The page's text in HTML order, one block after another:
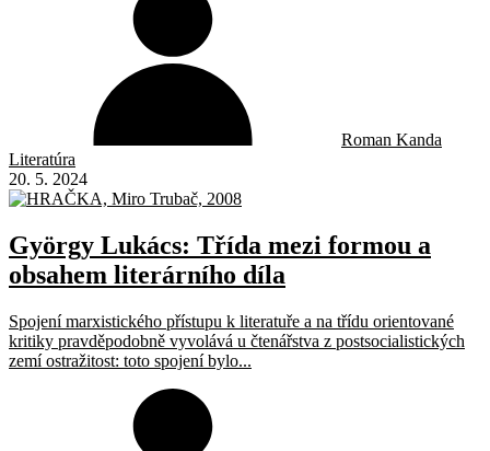
Roman Kanda
Literatúra
20. 5. 2024
György Lukács: Třída mezi formou a
obsahem literárního díla
Spojení marxistického přístupu k literatuře a na třídu orientované
kritiky pravděpodobně vyvolává u čtenářstva z postsocialistických
zemí ostražitost: toto spojení bylo...